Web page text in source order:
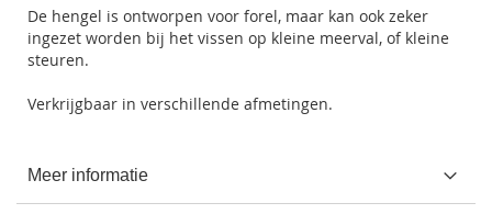
De hengel is ontworpen voor forel, maar kan ook zeker
ingezet worden bij het vissen op kleine meerval, of kleine
steuren.
Verkrijgbaar in verschillende afmetingen.
Meer informatie